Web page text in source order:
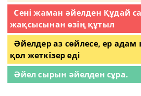
Сені жаман әйелден Құдай
жақсысынан өзің құтыл
Әйелдер аз сөйлесе, ер адам
қол жеткізер еді
Әйел сырын әйелден сұра.